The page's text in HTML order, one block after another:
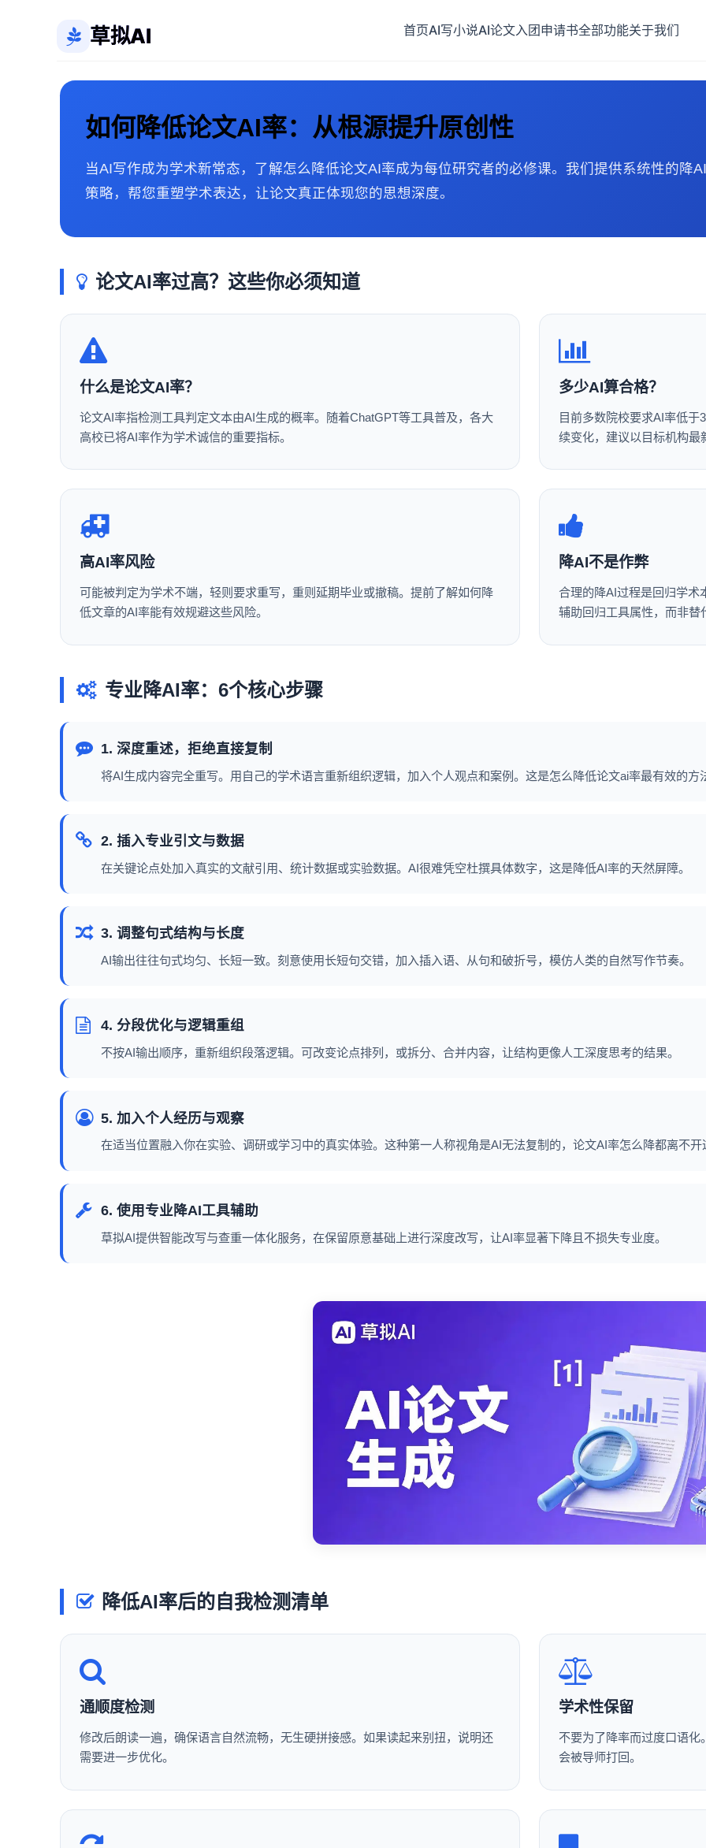
草拟AI 首页AI写小说AI论文入团申请书全部功能关于我们
如何降低论文AI率：从根源提升原创性
当AI写作成为学术新常态，了解怎么降低论文AI率成为每位研究者的必修课。我们提供系统性的降AI
策略，帮您重塑学术表达，让论文真正体现您的思想深度。
论文AI率过高？这些你必须知道
什么是论文AI率？
论文AI率指检测工具判定文本由AI生成的概率。随着ChatGPT等工具普及，各大
高校已将AI率作为学术诚信的重要指标。
多少AI算合格？
目前多数院校要求AI率低
续变化，建议以目标机构最
高AI率风险
可能被判定为学术不端，轻则要求重写，重则延期毕业或撤稿。提前了解如何降
低文章的AI率能有效规避这些风险。
降AI不是作弊
合理的降AI过程是回归学
辅助回归工具属性，而非替
专业降AI率：6个核心步骤
1. 深度重述，拒绝直接复制
将AI生成内容完全重写。用自己的学术语言重新组织逻辑，加入个人观点和案例。这是怎么降低论文ai率最有效的方
2. 插入专业引文与数据
在关键论点处加入真实的文献引用、统计数据或实验数据。AI很难凭空杜撰具体数字，这是降低AI率的天然屏障。
3. 调整句式结构与长度
AI输出往往句式均匀、长短一致。刻意使用长短句交错，加入插入语、从句和破折号，模仿人类的自然写作节奏。
4. 分段优化与逻辑重组
不按AI输出顺序，重新组织段落逻辑。可改变论点排列，或拆分、合并内容，让结构更像人工深度思考的结果。
5. 加入个人经历与观察
在适当位置融入你在实验、调研或学习中的真实体验。这种第一人称视角是AI无法复制的，论文AI率怎么降都离不开
6. 使用专业降AI工具辅助
草拟AI提供智能改写与查重一体化服务，在保留原意基础上进行深度改写，让AI率显著下降且不损失专业度。
降低AI率后的自我检测清单
通顺度检测
修改后朗读一遍，确保语言自然流畅，无生硬拼接感。如果读起来别扭，说明还
需要进一步优化。
学术性保留
不要为了降率而过度口语
会被导师打回。